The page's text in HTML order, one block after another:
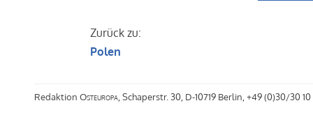
Zurück zu:
Polen
Redaktion Osteuropa , Schaperstr. 30, D-10719 Berlin, +49 (0)30/30